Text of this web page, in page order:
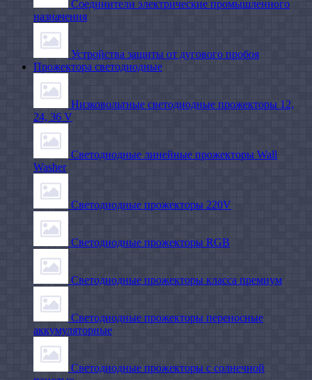
Соединители электрические промышленного
назначения
Устройства защиты от дугового пробоя
Прожектора светодиодные
Низковольтные светодиодные прожекторы 12,
24, 36 V
Светодиодные линейные прожекторы Wall
Washer
Светодиодные прожекторы 220V
Светодиодные прожекторы RGB
Светодиодные прожекторы класса премиум
Светодиодные прожекторы переносные
аккумуляторные
Светодиодные прожекторы с солнечной